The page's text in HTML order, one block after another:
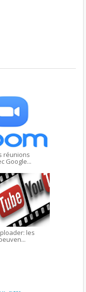
réunions
Google...
les